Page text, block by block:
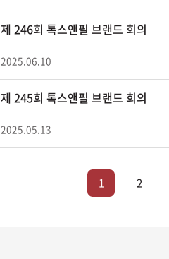
제 246회 톡스앤필 브랜드 회의
2025.06.10
제 245회 톡스앤필 브랜드 회의
2025.05.13
1 2